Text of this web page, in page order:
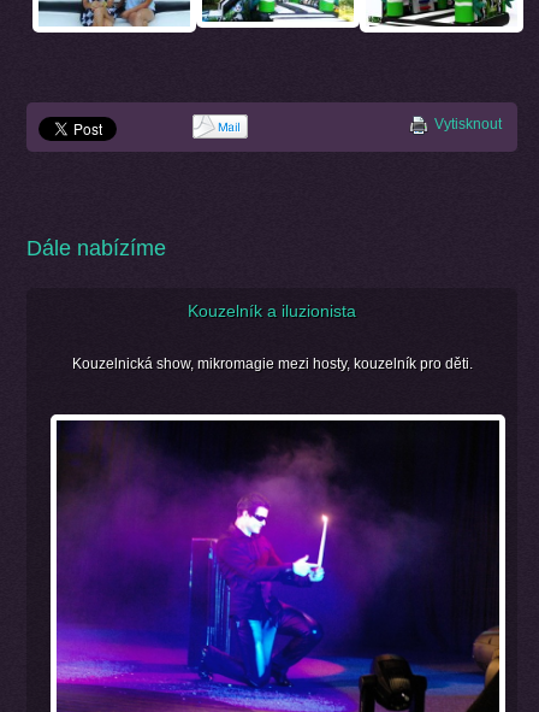
Vytisknout
Dále nabízíme
Kouzelník a iluzionista
Kouzelnická show, mikromagie mezi hosty, kouzelník pro děti.